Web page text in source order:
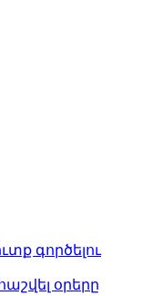
գործելու
օրերը